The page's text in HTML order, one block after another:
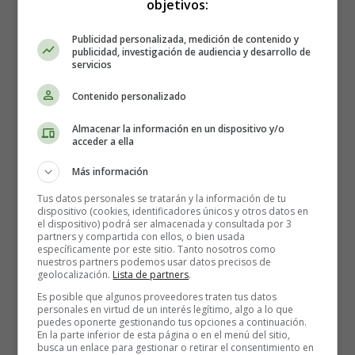
Cinco lobitos
cinco lobitos
cinco tenía,
4-Coge las manos del bebé, ábrelas y da palmadas con
ellas. Da palmadas tu también, a ver si el bebé intenta
imitarte. Puedes acompañarlo de una canción.
Palmas, palmitas,
que viene papá,
palmitas, palmitas,
objetivos:
Publicidad personalizada, medición de contenido y
publicidad, investigación de audiencia y desarrollo de
servicios
Contenido personalizado
Almacenar la información en un dispositivo y/o
acceder a ella
Más información
Tus datos personales se tratarán y la información de tu
dispositivo (cookies, identificadores únicos y otros datos en
el dispositivo) podrá ser almacenada y consultada por 3
partners y compartida con ellos, o bien usada
específicamente por este sitio. Tanto nosotros como
nuestros partners podemos usar datos precisos de
geolocalización. Lista de partners.
Es posible que algunos proveedores traten tus datos
personales en virtud de un interés legítimo, algo a lo que
puedes oponerte gestionando tus opciones a continuación.
En la parte inferior de esta página o en el menú del sitio,
busca un enlace para gestionar o retirar el consentimiento en